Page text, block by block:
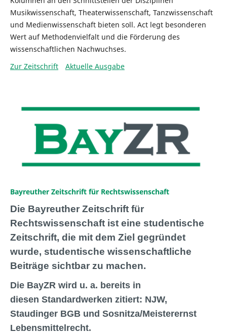
Musikwissenschaft, Theaterwissenschaft, Tanzwissenschaft
und Medienwissenschaft bieten soll. Act legt besonderen
Wert auf Methodenvielfalt und die Förderung des
wissenschaftlichen Nachwuchses.
Zur Zeitschrift
Aktuelle Ausgabe
Bayreuther Zeitschrift für Rechtswissenschaft
Die Bayreuther Zeitschrift für
Rechtswissenschaft ist eine studentische
Zeitschrift, die mit dem Ziel gegründet
wurde, studentische wissenschaftliche
Beiträge sichtbar zu machen.
Die BayZR wird u. a. bereits in
diesen Standardwerken zitiert: NJW,
Staudinger BGB und Sosnitza/Meisterernst
Lebensmittelrecht.